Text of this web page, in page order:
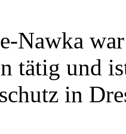
Nawka
tätig und
in